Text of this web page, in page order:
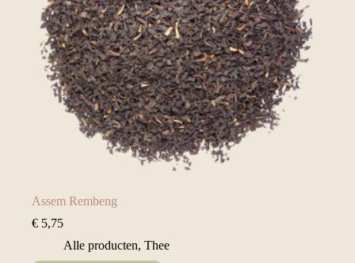
Assem Rembeng
€ 5,75
Alle producten, Thee